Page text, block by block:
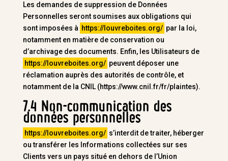
Les demandes de suppression de Données
Personnelles seront soumises aux obligations qui
sont imposées à https://louvreboites.org/ par la loi,
notamment en matière de conservation ou
d’archivage des documents. Enfin, les Utilisateurs de
https://louvreboites.org/ peuvent déposer une
réclamation auprès des autorités de contrôle, et
notamment de la CNIL (https://www.cnil.fr/fr/plaintes).
7.4 Non-communication des
données personnelles
https://louvreboites.org/ s’interdit de traiter, héberger
ou transférer les Informations collectées sur ses
Clients vers un pays situé en dehors de l’Union